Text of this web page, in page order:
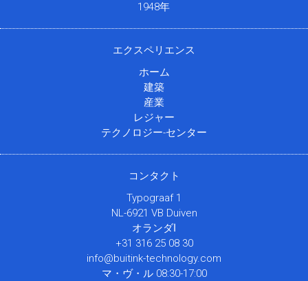
1948年
エクスペリエンス
ホーム
建築
産業
レジャー
テクノロジー-センター
コンタクト
Typograaf 1
NL-6921 VB Duiven
オランダا
+31 316 25 08 30
info@buitink-technology.com
マ・ヴ・ル 08:30-17:00